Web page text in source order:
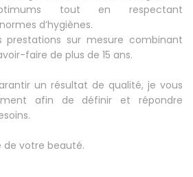
tout en respectant
d’hygiènes.
prestations sur mesure combinant
faire de plus de 15 ans.
un résultat de qualité, je vous
afin de définir et répondre
de votre beauté.